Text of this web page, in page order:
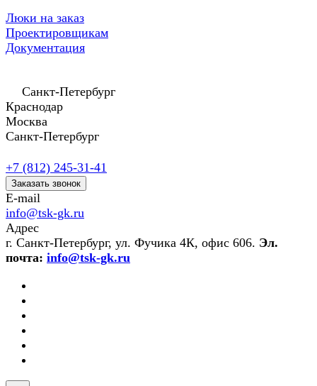
Люки на заказ
Проектировщикам
Документация
Санкт-Петербург
Краснодар
Москва
Санкт-Петербург
+7 (812) 245-31-41
Заказать звонок
E-mail
info@tsk-gk.ru
Адрес
г. Санкт-Петербург, ул. Фучика 4К, офис 606. Эл.
почта: info@tsk-gk.ru